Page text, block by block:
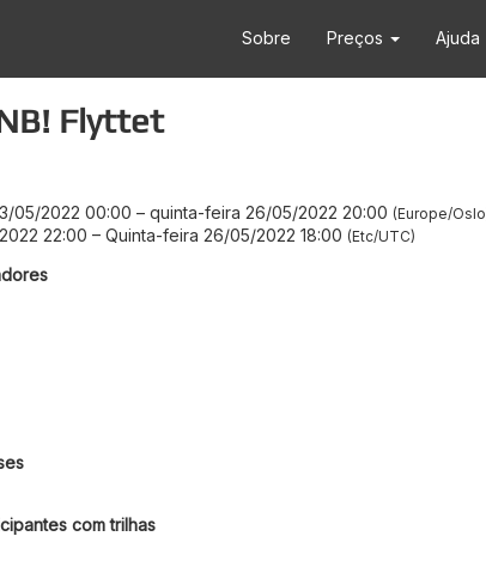
Sobre Preços Ajuda
Flyttet
05/2022 00:00 – quinta-feira 26/05/2022 20:00 Europe/Oslo
22:00 – Quinta-feira 26/05/2022 18:00 Etc/UTC
com trilhas